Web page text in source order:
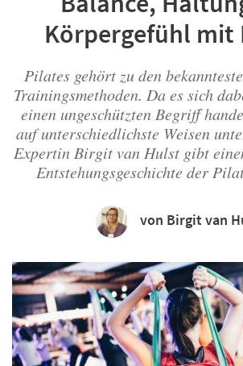
Körpergefühl mit
Pilates gehört zu den
Trainingsmethoden. Da es sich
einen ungeschützten Begriff
auf unterschiedlichste Weisen
Expertin Birgit van Hulst gibt
Entstehungsgeschichte der
von Birgit van